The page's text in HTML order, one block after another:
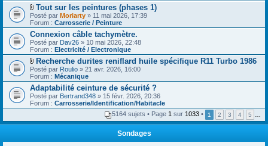
F
i
c
h
i
e
r
(
s
)
o
i
n
(
Tout sur les peintures (phases 1)
Posté par Moriarty » 11 mai 2026, 17:39
Forum : Carrosserie / Peinture
Connexion câble tachymètre.
Posté par Dav26 » 10 mai 2026, 22:48
Forum : Electricité / Electronique
F
i
c
h
i
e
r
s
Recherche durites reniflard huile spécifique R11 Turbo 1986
Posté par Roulio » 21 avr. 2026, 16:00
Forum : Mécanique
Adaptabilité ceinture de sécurité ?
Posté par Bertrand348 » 15 févr. 2026, 20:36
Forum : Carrosserie/Identification/Habitacle
5164 sujets • Page 1 sur 1033 • 1 2 3 4 5
Sondages